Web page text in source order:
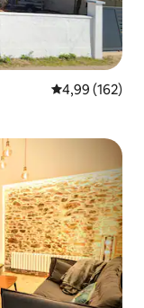
Gemiddelde
4,99 (162)